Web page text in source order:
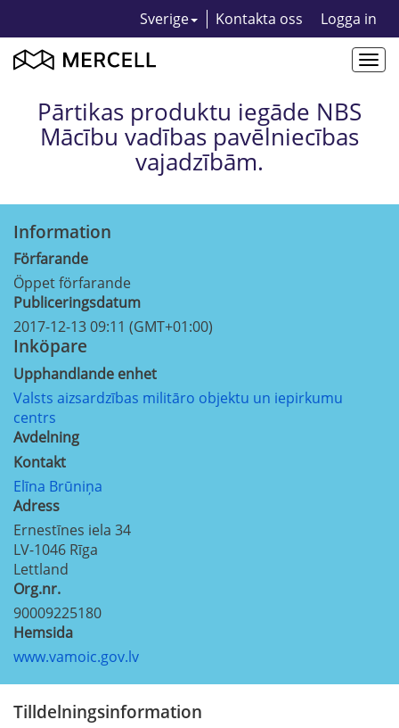
Sverige Kontakta oss Logga in
Pārtikas produktu iegāde NBS
Mācību vadības pavēlniecības
vajadzībām.
Information
Förfarande
Öppet förfarande
Publiceringsdatum
2017-12-13 09:11 (GMT+01:00)
Inköpare
Upphandlande enhet
Valsts aizsardzības militāro objektu un iepirkumu
centrs
Avdelning
Kontakt
Elīna Brūniņa
Adress
Ernestīnes iela 34
LV-1046 Rīga
Lettland
Org.nr.
90009225180
Hemsida
www.vamoic.gov.lv
Tilldelningsinformation